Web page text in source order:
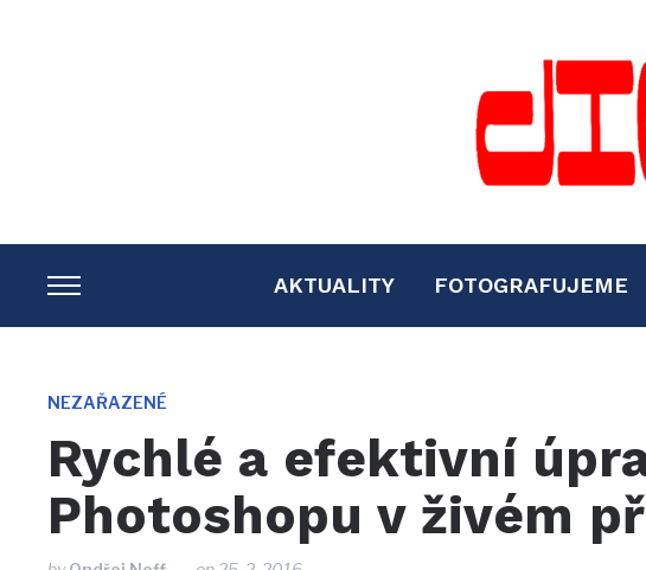
TOGGLE
SIDEBAR
NAVIGATION
AKTUALITY FOTOGRAFUJEME
NEZAŘAZENÉ
Rychlé a efektivní
Photoshopu v živém